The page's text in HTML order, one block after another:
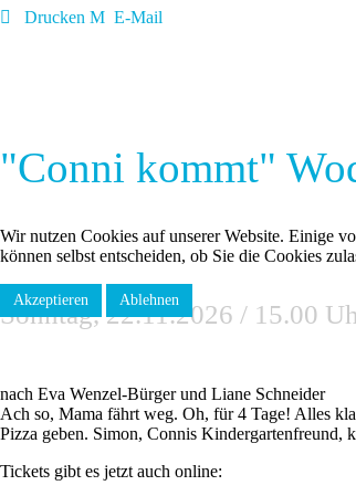
Drucken
E-Mail
"Conni kommt"
Sonntag, 22.11.2026 / 15.00
nach Eva Wenzel-Bürger und Liane Schneider
Ach so, Mama fährt weg. Oh, für 4 Tage! Alles
Pizza geben. Simon, Connis Kindergartenfreund,
Tickets gibt es jetzt auch online:
Wir nutzen Cookies auf unserer Website. Einige
können selbst entscheiden, ob Sie die Cookies
Akzeptieren Ablehnen